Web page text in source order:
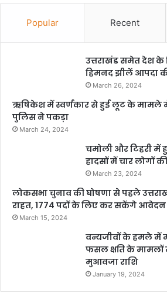
Popular Recent
उत्तराखंड समेत देश के
हिमनद झीलें आपदा
March 26, 2024
ऋषिकेश में स्वर्णकार से हुई लूट के मामले
पुलिस ने पकड़ा
March 24, 2024
चमोली और टिहरी
हादसों में चार लोगों
March 23, 2024
लोकसभा चुनाव की घोषणा से पहले
राहत, 1774 पदों के लिए कर सकेंगे आवेदन
March 15, 2024
वन्यजीवों के हमले में
फसल क्षति के मामलों
मुआवजा राशि
January 19, 2024